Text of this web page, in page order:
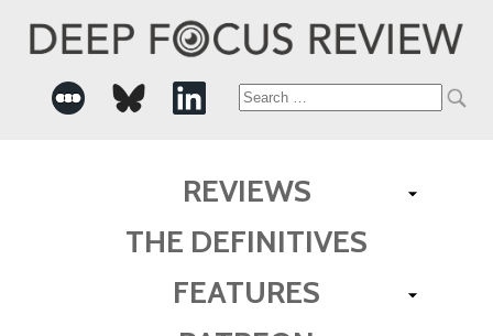
Search
REVIEWS
THE DEFINITIVES
FEATURES